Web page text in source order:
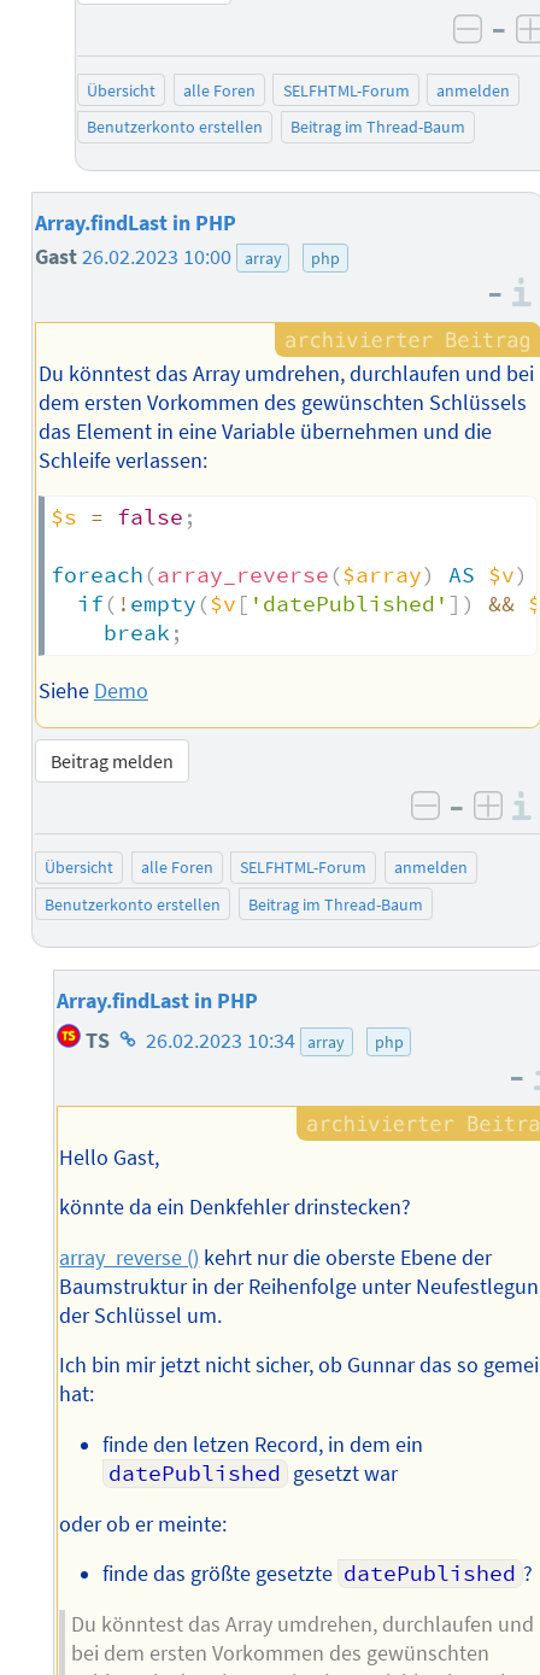
–
Übersicht alle Foren SELFHTML-Forum
anmelden
Benutzerkonto erstellen
Beitrag im Thread-Baum
Array.findLast in PHP
Gast26.02.2023 10:00 array php
–
Du könntest das Array umdrehen, durchlaufen und bei
dem ersten Vorkommen des gewünschten Schlüssels
das Element in eine Variable übernehmen und die
Schleife verlassen:
$s = false ;
foreach (array_reverse ($array) AS $v)
if( ! empty ($v [ 'datePublished' ] ) &&
break ;
Siehe Demo
Beitrag melden
negativ
–
Übersicht alle Foren SELFHTML-Forum
anmelden
Benutzerkonto erstellen
Beitrag im Thread-Baum
Array.findLast in PHP
TS Homepage
Autors
26.02.2023 10:34 array php
–
Hello Gast,
könnte da ein Denkfehler drinstecken?
array_reverse () kehrt nur die oberste Ebene der
Baumstruktur in der Reihenfolge unter
der Schlüssel um.
Ich bin mir jetzt nicht sicher, ob Gunnar das so
hat:
finde den letzen Record, in dem ein
datePublished gesetzt war
oder ob er meinte:
finde das größte gesetzte datePublished ?
Du könntest das Array umdrehen, durchlaufen und
bei dem ersten Vorkommen des gewünschten